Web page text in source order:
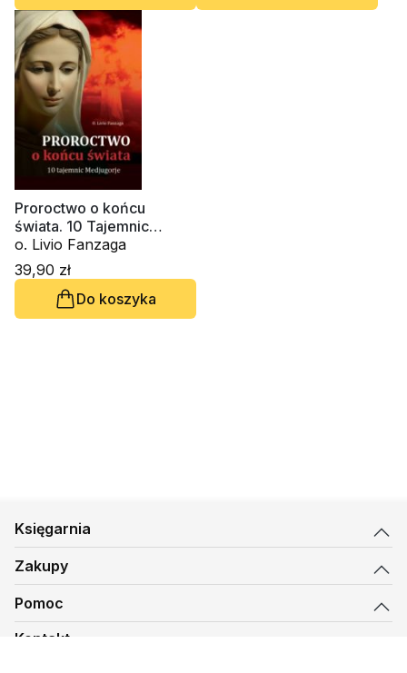
Proroctwo o końcu
świata. 10 Tajemnic
Medjugorie
o. Livio Fanzaga
39,90 zł
Do koszyka
Księgarnia
Zakupy
Pomoc
Kontakt